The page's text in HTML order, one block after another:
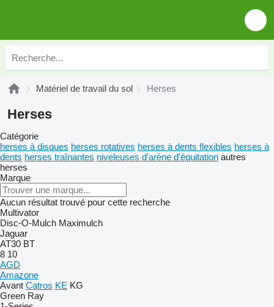
Matériel de travail du sol Herses
Herses
Catégorie
herses à disques herses rotatives herses à dents flexibles herses à
dents herses traînantes niveleuses d'arène d'équitation autres
herses
Marque
Aucun résultat trouvé pour cette recherche
Multivator
Disc-O-Mulch Maximulch
Jaguar
AT30 BT
8 10
AGD
Amazone
Avant Catros KE KG
Green Ray